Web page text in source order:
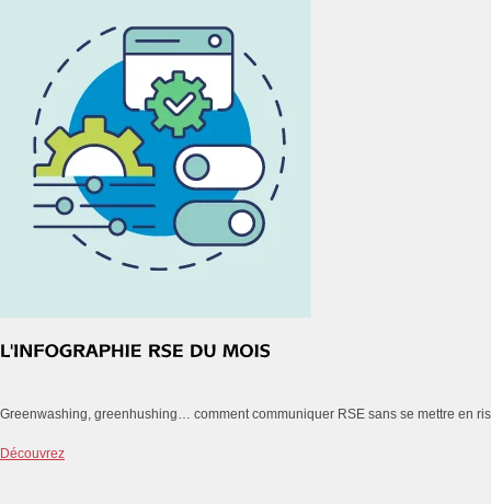
Greenwashing, greenhushing… comment communiquer RSE sans se mettre en
Découvrez